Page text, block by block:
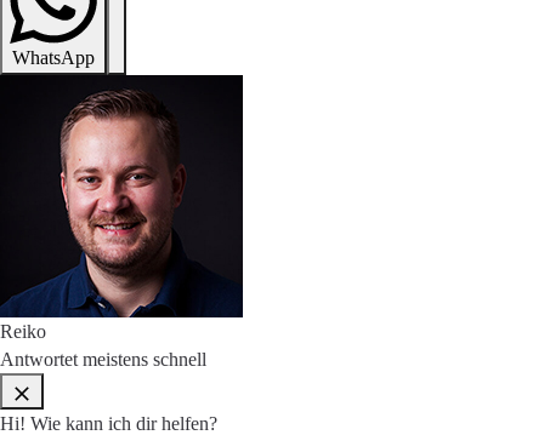
WhatsApp
Reiko
Antwortet meistens schnell
Hi! Wie kann ich dir helfen?